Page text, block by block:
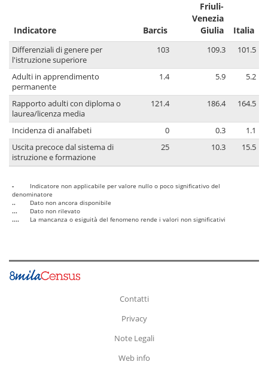
Indicatore Barcis
Friuli-
Venezia
Giulia
Italia
Differenziali di genere per
l'istruzione superiore
103 109.3 101.5
Adulti in apprendimento
permanente
1.4 5.9 5.2
Rapporto adulti con diploma o
laurea/licenza media
121.4 186.4 164.5
Incidenza di analfabeti 0 0.3
1.1
Uscita precoce dal sistema di
istruzione e formazione
25 10.3 15.5
-
Indicatore non applicabile per valore nullo o poco significativo del
denominatore
..
Dato non ancora disponibile
...
Dato non rilevato
....
La mancanza o esiguità del fenomeno rende i valori non significativi
Contatti
Privacy
Note Legali
Web info